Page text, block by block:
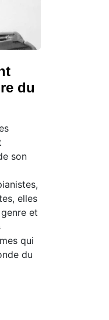
du
son
elles
et
qui
du